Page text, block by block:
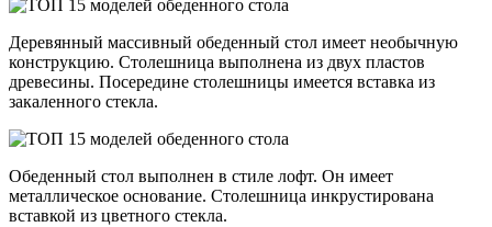
Деревянный массивный обеденный стол имеет необычную
конструкцию. Столешница выполнена из двух пластов
древесины. Посередине столешницы имеется вставка из
закаленного стекла.
Обеденный стол выполнен в стиле лофт. Он имеет
металлическое основание. Столешница инкрустирована
вставкой из цветного стекла.